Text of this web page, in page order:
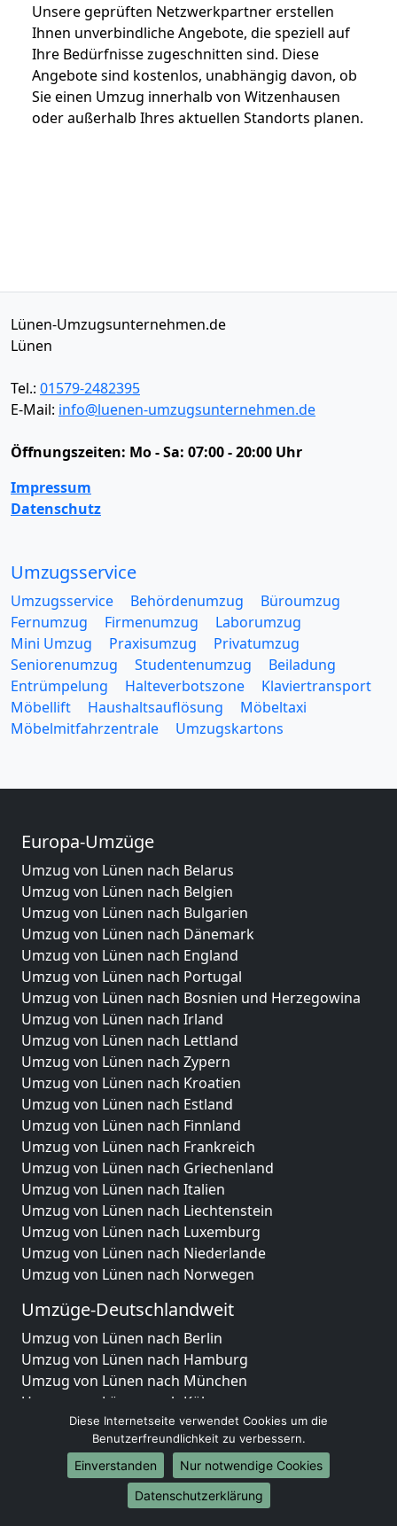
Unsere geprüften Netzwerkpartner erstellen
Ihnen unverbindliche Angebote, die speziell auf
Ihre Bedürfnisse zugeschnitten sind. Diese
Angebote sind kostenlos, unabhängig davon, ob
Sie einen Umzug innerhalb von Witzenhausen
oder außerhalb Ihres aktuellen Standorts planen.
Lünen-Umzugsunternehmen.de
Lünen
Tel.: 01579-2482395
E-Mail: info@luenen-umzugsunternehmen.de
Öffnungszeiten: Mo - Sa: 07:00 - 20:00 Uhr
Impressum
Datenschutz
Umzugsservice
Umzugsservice Behördenumzug
Büroumzug
Fernumzug
Firmenumzug
Laborumzug
Mini Umzug
Praxisumzug
Privatumzug
Seniorenumzug
Studentenumzug
Beiladung
Entrümpelung
Halteverbotszone
Klaviertransport
Möbellift
Haushaltsauflösung
Möbeltaxi
Möbelmitfahrzentrale
Umzugskartons
Europa-Umzüge
Umzug von Lünen nach Belarus
Umzug von Lünen nach Belgien
Umzug von Lünen nach Bulgarien
Umzug von Lünen nach Dänemark
Umzug von Lünen nach England
Umzug von Lünen nach Portugal
Umzug von Lünen nach Bosnien und Herzegowina
Umzug von Lünen nach Irland
Umzug von Lünen nach Lettland
Umzug von Lünen nach Zypern
Umzug von Lünen nach Kroatien
Umzug von Lünen nach Estland
Umzug von Lünen nach Finnland
Umzug von Lünen nach Frankreich
Umzug von Lünen nach Griechenland
Umzug von Lünen nach Italien
Umzug von Lünen nach Liechtenstein
Umzug von Lünen nach Luxemburg
Umzug von Lünen nach Niederlande
Umzug von Lünen nach Norwegen
Umzüge-Deutschlandweit
Umzug von Lünen nach Berlin
Umzug von Lünen nach Hamburg
Umzug von Lünen nach München
Umzug von Lünen nach Köln
Umzug von Lünen nach Frankfurt am Main
Umzug von Lünen nach Stuttgart
Umzug von Lünen nach Düsseldorf
Umzug von Lünen nach Leipzig
Umzug von Lünen nach Dortmund
Diese Internetseite verwendet Cookies um die
Benutzerfreundlichkeit zu verbessern.
Einverstanden
Nur notwendige Cookies
Datenschutzerklärung